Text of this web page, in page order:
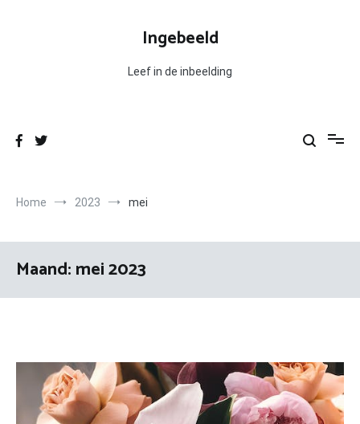
Ingebeeld
Leef in de inbeelding
Home 2023 mei
Maand:mei 2023